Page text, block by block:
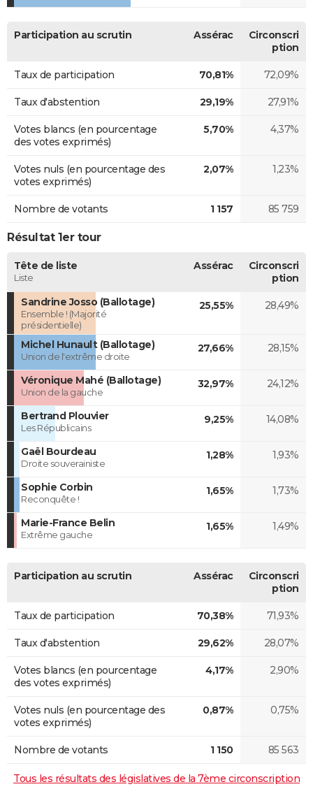
Participation au scrutin Assérac
Circonscri
ption
Taux de participation 70,81% 72,09%
Taux d'abstention 29,19% 27,91%
Votes blancs (en pourcentage
des votes exprimés)
5,70% 4,37%
Votes nuls (en pourcentage des
votes exprimés)
2,07% 1,23%
Nombre de votants 1 157 85 759
Résultat 1er tour
Tête de liste
Liste
Assérac
Circonscri
ption
Sandrine Josso (Ballotage)
Ensemble ! (Majorité
présidentielle)
25,55% 28,49%
Michel Hunault (Ballotage)
Union de l'extrême droite
27,66% 28,15%
Véronique Mahé (Ballotage)
Union de la gauche
32,97% 24,12%
Bertrand Plouvier
Les Républicains
9,25% 14,08%
Gaël Bourdeau
Droite souverainiste
1,28% 1,93%
Sophie Corbin
Reconquête !
1,65% 1,73%
Marie-France Belin
Extrême gauche
1,65% 1,49%
Participation au scrutin Assérac
Circonscri
ption
Taux de participation 70,38% 71,93%
Taux d'abstention 29,62% 28,07%
Votes blancs (en pourcentage
des votes exprimés)
4,17% 2,90%
Votes nuls (en pourcentage des
votes exprimés)
0,87% 0,75%
Nombre de votants 1 150 85 563
Tous les résultats des législatives de la 7ème circonscription